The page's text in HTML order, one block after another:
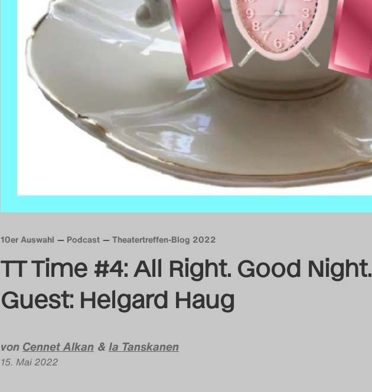
10er Auswahl Podcast Theatertreffen-Blog 2022
TT Time #4: All Right. Good Night.
Guest: Helgard Haug
von Cennet Alkan & Ia Tanskanen
15. Mai 2022